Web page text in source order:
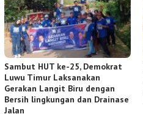
Sambut HUT ke-25, Demokrat
Luwu Timur Laksanakan
Gerakan Langit Biru dengan
Bersih lingkungan dan Drainase
Jalan